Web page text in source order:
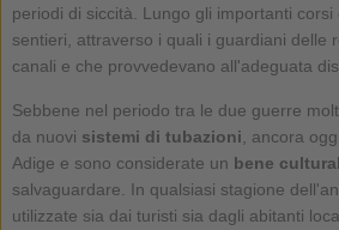
periodi di siccità. Lungo gli importanti
sentieri, attraverso i quali i guardiani delle
canali e che provvedevano all'adeguata
Sebbene nel periodo tra le due guerre
da nuovi sistemi di tubazioni , ancora
Adige e sono considerate un bene
salvaguardare. In qualsiasi stagione
utilizzate sia dai turisti sia dagli abitanti